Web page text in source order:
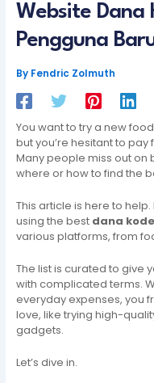
Website Dana
Pengguna
By Fendric Zolmuth
You want to try a new
but you’re hesitant to pay
Many people miss out on
where or how to find the
This article is here to
using the best dana
various platforms, from
The list is curated to give
with complicated terms.
everyday expenses, you
love, like trying high-
gadgets.
Let’s dive in.